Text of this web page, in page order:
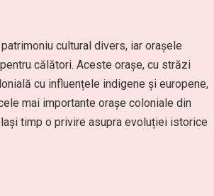
cultural divers, iar orașele
călători. Aceste orașe, cu străzi
cu influențele indigene și europene,
mai importante orașe coloniale din
timp o privire asupra evoluției istorice